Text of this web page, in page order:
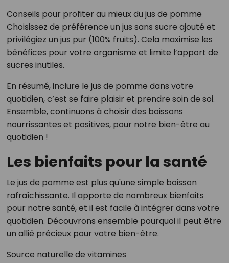
Conseils pour profiter au mieux du jus de pomme
Choisissez de préférence un jus sans sucre ajouté et
privilégiez un jus pur (100% fruits). Cela maximise les
bénéfices pour votre organisme et limite l’apport de
sucres inutiles.
En résumé, inclure le jus de pomme dans votre
quotidien, c’est se faire plaisir et prendre soin de soi.
Ensemble, continuons à choisir des boissons
nourrissantes et positives, pour notre bien-être au
quotidien !
Les bienfaits pour la santé
Le jus de pomme est plus qu'une simple boisson
rafraîchissante. Il apporte de nombreux bienfaits
pour notre santé, et il est facile à intégrer dans votre
quotidien. Découvrons ensemble pourquoi il peut être
un allié précieux pour votre bien-être.
Source naturelle de vitamines